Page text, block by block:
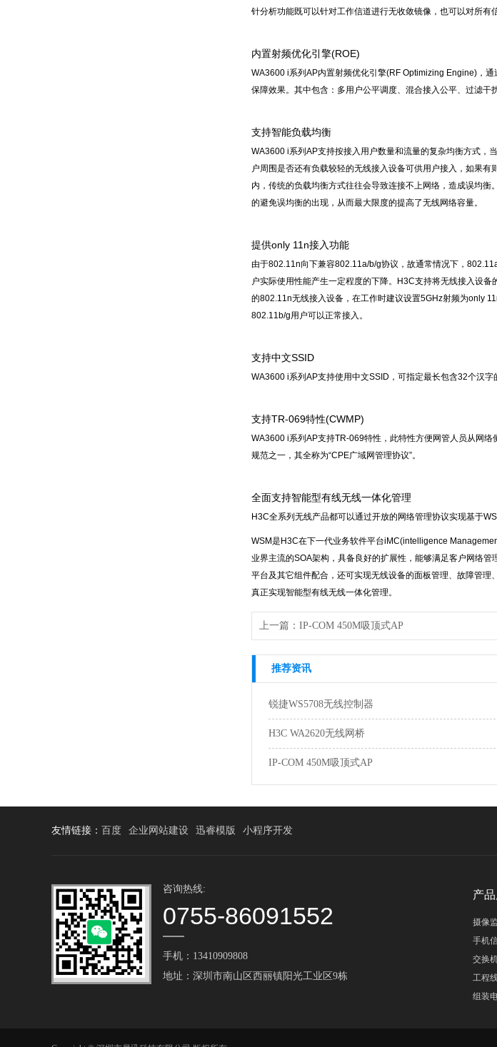
针分析功能既可以针对工作信道进行无收敛镜像，也可以对所有
内置射频优化引擎(ROE)
WA3600 i系列AP内置射频优化引擎(RF Optimizing Engine)，
保障效果。其中包含：多用户公平调度、混合接入公平、过滤干
支持智能负载均衡
WA3600 i系列AP支持按接入用户数量和流量的复杂均衡方式，
户周围是否还有负载较轻的无线接入设备可供用户接入，如果
内，传统的负载均衡方式往往会导致连接不上网络，造成误均
的避免误均衡的出现，从而最大限度的提高了无线网络容量。
提供only 11n接入功能
由于802.11n向下兼容802.11a/b/g协议，故通常情况下，
户实际使用性能产生一定程度的下降。H3C支持将无线接入设
的802.11n无线接入设备，在工作时建议设置5GHz射频为only
802.11b/g用户可以正常接入。
支持中文SSID
WA3600 i系列AP支持使用中文SSID，可指定最长包含32个汉
支持TR-069特性(CWMP)
WA3600 i系列AP支持TR-069特性，此特性方便网管人员从网
规范之一，其全称为“CPE广域网管理协议”。
全面支持智能型有线无线一体化管理
H3C全系列无线产品都可以通过开放的网络管理协议实现基于
WSM是H3C在下一代业务软件平台iMC(intelligence
业界主流的SOA架构，具备良好的扩展性，能够满足客户网络
平台及其它组件配合，还可实现无线设备的面板管理、故障管
真正实现智能型有线无线一体化管理。
上一篇： IP-COM 450M吸顶式AP
推荐资讯
锐捷WS5708无线控制器
H3C WA2620无线网桥
IP-COM 450M吸顶式AP
友情链接： 百度 企业网站建设 迅睿模版 小程序开发
咨询热线:
0755-86091552
手机：13410909808
地址：深圳市南山区西丽镇阳光工业区9栋
产
摄像
手机
交换
工程
组装